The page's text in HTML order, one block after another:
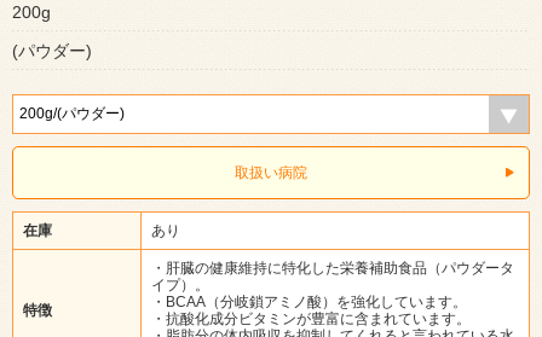
200g
(パウダー)
取扱い病院
在庫 あり
特徴
・肝臓の健康維持に特化した栄養補助食品（パウダータ
イプ）。
・BCAA（分岐鎖アミノ酸）を強化しています。
・抗酸化成分ビタミンが豊富に含まれています。